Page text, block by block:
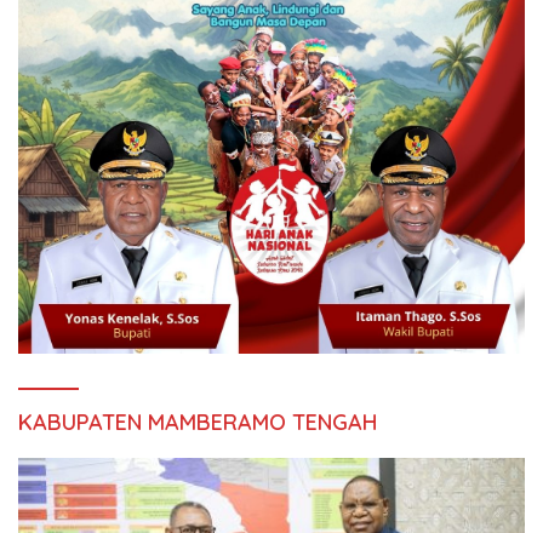
KABUPATEN MAMBERAMO TENGAH